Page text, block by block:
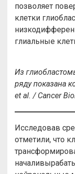
позволяет
клетки
глиальные
Из
ряду показана
et al. / Cancer
Исследовав
отметили, что